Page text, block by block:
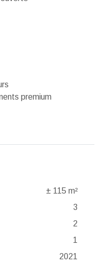
premium
± 115 m²
3
2
1
2021